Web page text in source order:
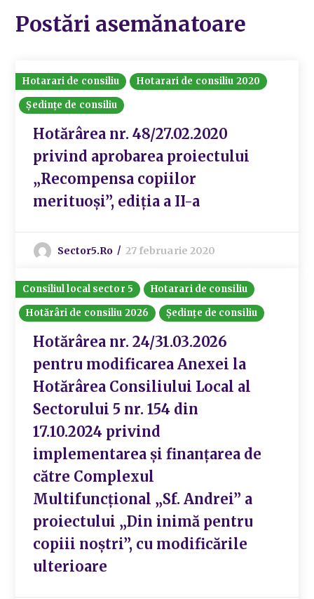
Postări asemănatoare
Hotarari de consiliu
Hotarari de consiliu 2020
Ședințe de consiliu
Hotărârea nr. 48/27.02.2020
privind aprobarea proiectului
„Recompensa copiilor
merituoși”, ediția a II-a
Sector5.ro 27 februarie 2020
Consiliul local sector 5
Hotarari de consiliu
Hotărâri de consiliu 2026
Ședințe de consiliu
Hotărârea nr. 24/31.03.2026
pentru modificarea Anexei la
Hotărârea Consiliului Local al
Sectorului 5 nr. 154 din
17.10.2024 privind
implementarea și finanțarea de
către Complexul
Multifuncțional „Sf. Andrei” a
proiectului „Din inimă pentru
copiii noștri”, cu modificările
ulterioare